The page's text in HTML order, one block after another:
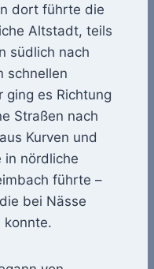
dort führte die
Altstadt, teils
südlich nach
schnellen
ging es Richtung
Straßen nach
Kurven und
in nördliche
führte –
bei Nässe
konnte.